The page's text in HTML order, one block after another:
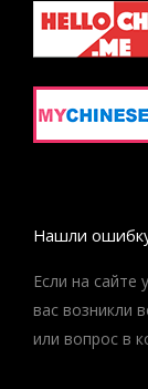
Нашли
Если на сайте
вас возникли
или вопрос в